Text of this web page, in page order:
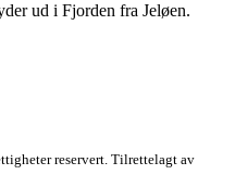
ud i Fjorden fra Jeløen.
reservert. Tilrettelagt av